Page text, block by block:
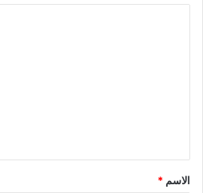
الاسم *